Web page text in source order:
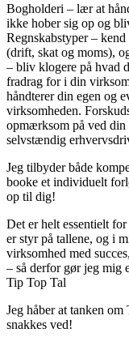
Bogholderi – lær at
ikke hober sig op og
Regnskabstyper –
(drift, skat og moms),
– bliv klogere på hvad
fradrag for i din
håndterer din egen og
virksomheden.
opmærksom på ved din
selvstændig
Jeg tilbyder både
booke et individuelt
op til dig!
Det er helt essentielt
er styr på tallene, og i
virksomhed med
– så derfor gør jeg mig
Tip Top Tal
Jeg håber at tanken
snakkes ved!